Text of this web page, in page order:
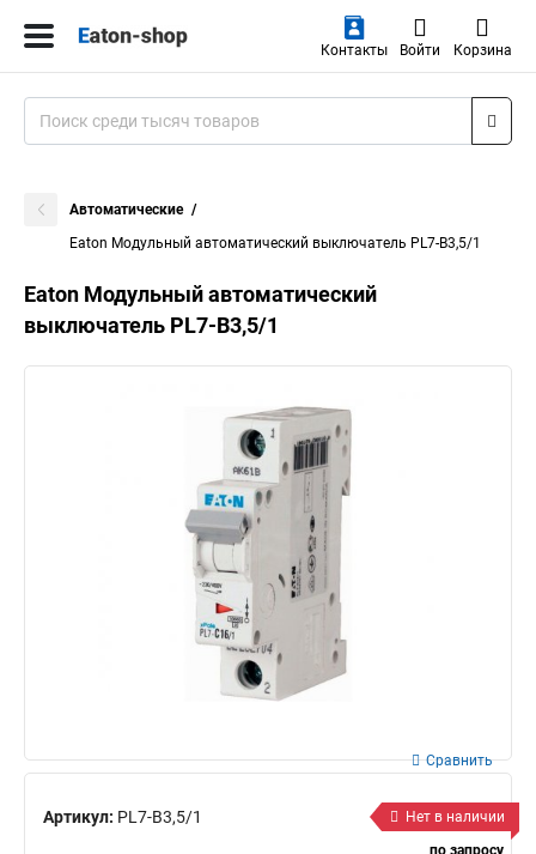
Контакты Войти Корзина
Автоматические
Eaton Модульный автоматический выключатель PL7-B3,5/1
Eaton Модульный автоматический
выключатель PL7-B3,5/1
Артикул: PL7-B3,5/1
Сравнить
Нет в наличии
по запросу